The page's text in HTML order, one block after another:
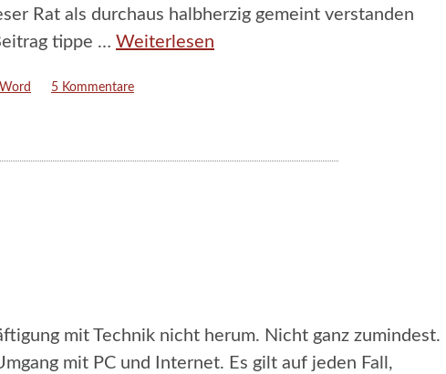
Rat als durchaus halbherzig gemeint verstanden
tippe … Weiterlesen
Word 5 Kommentare
mit Technik nicht herum. Nicht ganz zumindest.
mit PC und Internet. Es gilt auf jeden Fall,